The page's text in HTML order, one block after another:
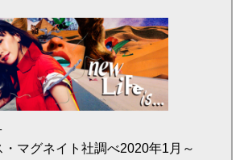
マグネイト社調べ2020年1月～